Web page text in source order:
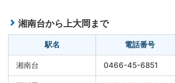
湘南台から上大岡まで
駅名 電話番号
湘南台 0466-45-6851